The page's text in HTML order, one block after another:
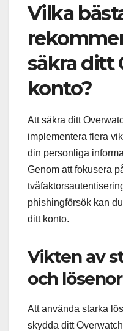
Vilka
säkra ditt
konto?
Att säkra ditt
implementera flera
din personliga
Genom att fokusera
phishingförsök kan
ditt konto.
Vikten av
och
Att använda starka
skydda ditt